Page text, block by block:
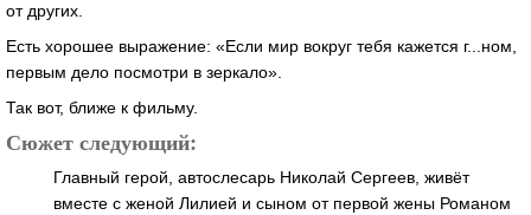
от других.
Есть хорошее выражение: «Если мир вокруг тебя кажется г...ном,
первым дело посмотри в зеркало».
Так вот, ближе к фильму.
Сюжет следующий:
Главный герой, автослесарь Николай Сергеев, живёт
вместе с женой Лилией и сыном от первой жены Романом